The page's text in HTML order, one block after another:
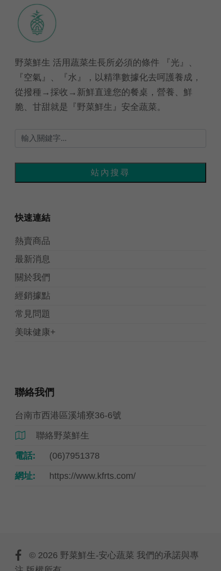
野菜鮮生 活用蔬菜生長所必須的條件 『光』、
『空氣』、『水』，以精準數據化去呵護養成，
從撥種→採收→新鮮直達您的餐桌，營養、鮮
脆、甘甜就是『野菜鮮生』安全蔬菜。
快速連結
熱賣商品
最新消息
關於我們
經銷據點
常見問題
美味健康+
聯絡我們
台南市西港區溪埔寮36-6號
 聯絡野菜鮮生
電話: (06)7951378
網址: https://www.kfrts.com/
© 2026 野菜鮮生-安心蔬菜 我們的承諾與專